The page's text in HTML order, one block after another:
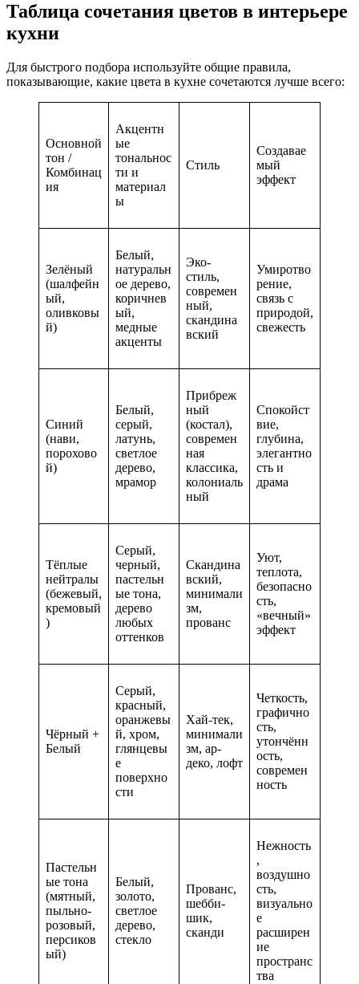
Таблица сочетания цветов в интерьере
кухни
Для быстрого подбора используйте общие правила,
показывающие, какие цвета в кухне сочетаются лучше всего:
Основной
тон /
Комбинац
ия
Акцентн
ые
тональнос
ти и
материал
ы
Стиль
Создавае
мый
эффект
Зелёный
(шалфейн
ый,
оливковы
й)
Белый,
натуральн
ое дерево,
коричнев
ый,
медные
акценты
Эко-
стиль,
современ
ный,
скандина
вский
Умиротво
рение,
связь с
природой,
свежесть
Синий
(нави,
порохово
й)
Белый,
серый,
латунь,
светлое
дерево,
мрамор
Прибреж
ный
(костал),
современ
ная
классика,
колониаль
ный
Спокойст
вие,
глубина,
элегантно
сть и
драма
Тёплые
нейтралы
(бежевый,
кремовый
)
Серый,
черный,
пастельн
ые тона,
дерево
любых
оттенков
Скандина
вский,
минимали
зм,
прованс
Уют,
теплота,
безопасно
сть,
«вечный»
эффект
Чёрный +
Белый
Серый,
красный,
оранжевы
й, хром,
глянцевы
е
поверхно
сти
Хай-тек,
минимали
зм, ар-
деко, лофт
Четкость,
графично
сть,
утончённ
ость,
современ
ность
Пастельн
ые тона
(мятный,
пыльно-
розовый,
персиков
ый)
Белый,
золото,
светлое
дерево,
стекло
Прованс,
шебби-
шик,
сканди
Нежность
,
воздушно
сть,
визуально
е
расширен
ие
пространс
тва